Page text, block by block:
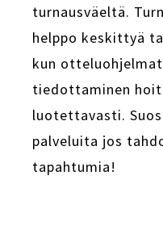
turnausväeltä.
helppo keskittyä
kun
tiedottaminen
luotettavasti.
palveluita jos
tapahtumia!